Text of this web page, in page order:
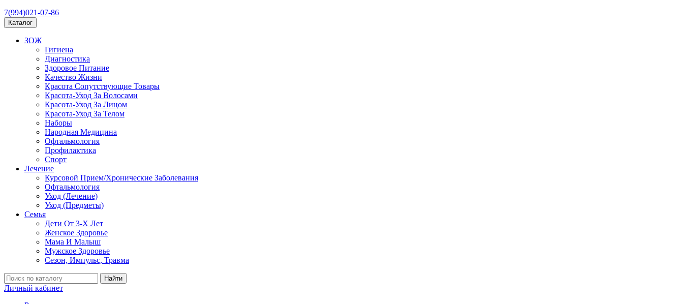
7(994)021-07-86
Каталог
ЗОЖ
Гигиена
Диагностика
Здоровое Питание
Качество Жизни
Красота Сопутствующие Товары
Красота-Уход За Волосами
Красота-Уход За Лицом
Красота-Уход За Телом
Наборы
Народная Медицина
Офтальмология
Профилактика
Спорт
Лечение
Курсовой Прием/Хронические Заболевания
Офтальмология
Уход (Лечение)
Уход (Предметы)
Семья
Дети От 3-Х Лет
Женское Здоровье
Мама И Малыш
Мужское Здоровье
Сезон, Импульс, Травма
Найти
Личный кабинет